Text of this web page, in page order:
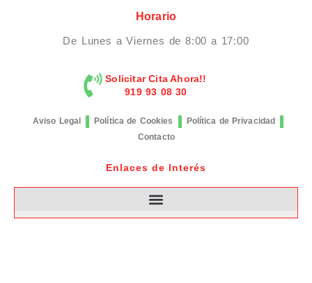
Horario
De Lunes a Viernes de 8:00 a 17:00
Solicitar Cita Ahora!!
919 93 08 30
Aviso Legal Política de Cookies
Política de Privacidad
Contacto
Enlaces de Interés